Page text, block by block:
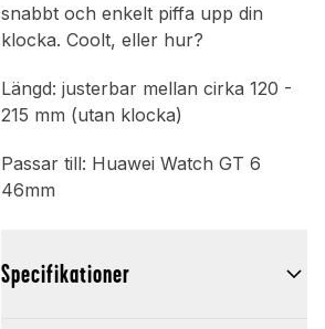
snabbt och enkelt piffa upp din
klocka. Coolt, eller hur?
Längd: justerbar mellan cirka 120 -
215 mm (utan klocka)
Passar till: Huawei Watch GT 6
46mm
Specifikationer